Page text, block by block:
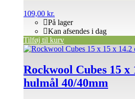
109,00 kr.
På lager
Kan afsendes i dag
Tilføj til kurv
Rockwool Cubes 15 x
hulmål 40/40mm